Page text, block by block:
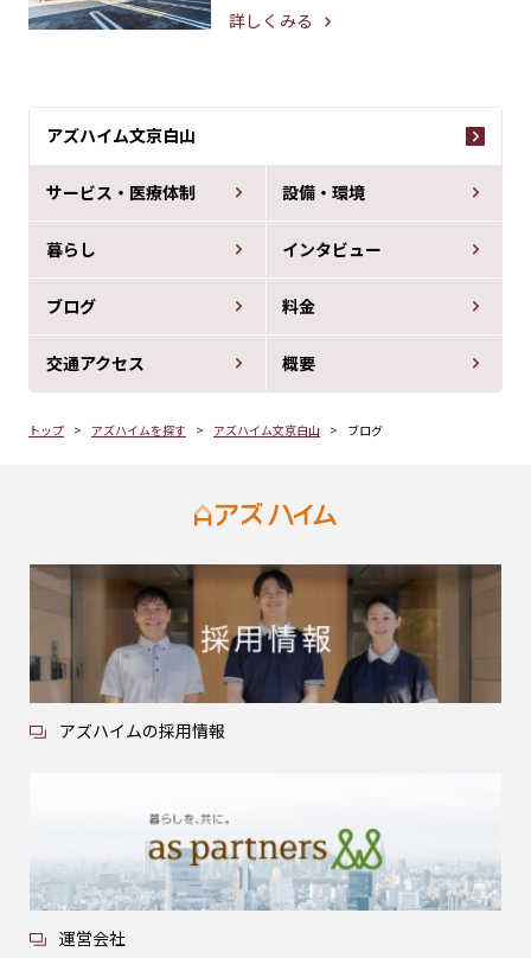
アズハイム文京白山
サービス・医療体制 設備・環境
暮らし インタビュー
ブログ 料金
交通アクセス 概要
トップ アズハイムを探す アズハイム文京白山 ブログ
詳しくみる
アズハイムの採用情報
運営会社